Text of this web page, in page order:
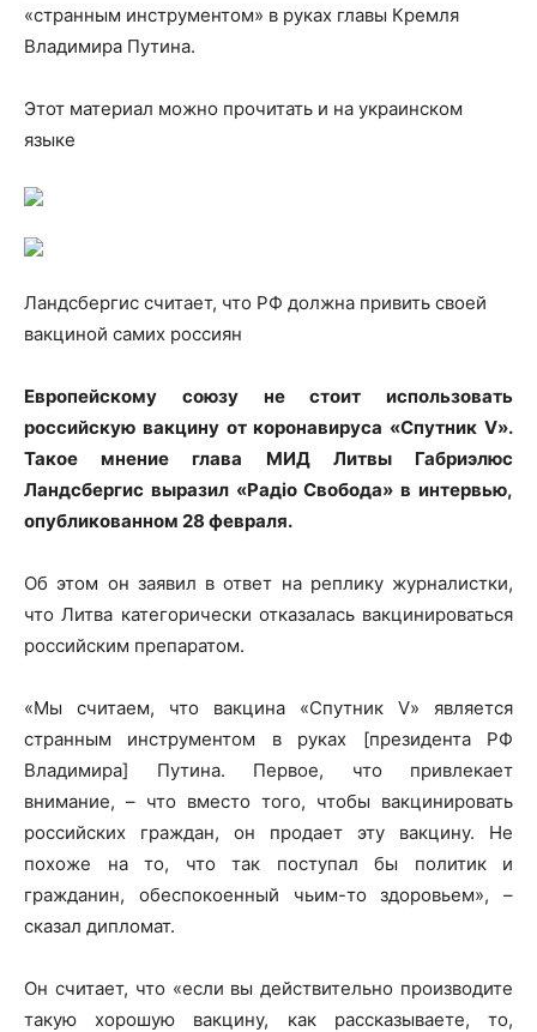
«странным инструментом» в руках главы Кремля
Владимира Путина.
Этот материал можно прочитать и на украинском
языке
Ландсбергис считает, что РФ должна привить своей
вакциной самих россиян
Европейскому союзу не стоит использовать
российскую вакцину от коронавируса «Спутник V».
Такое мнение глава МИД Литвы Габриэлюс
Ландсбергис выразил «Радіо Свобода» в интервью,
опубликованном 28 февраля.
Об этом он заявил в ответ на реплику журналистки,
что Литва категорически отказалась вакцинироваться
российским препаратом.
«Мы считаем, что вакцина «Спутник V» является
странным инструментом в руках [президента РФ
Владимира] Путина. Первое, что привлекает
внимание, – что вместо того, чтобы вакцинировать
российских граждан, он продает эту вакцину. Не
похоже на то, что так поступал бы политик и
гражданин, обеспокоенный чьим-то здоровьем», –
сказал дипломат.
Он считает, что «если вы действительно производите
такую хорошую вакцину, как рассказываете, то,